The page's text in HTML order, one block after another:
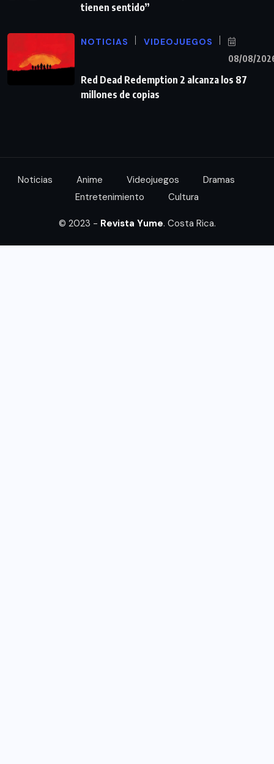
tienen sentido”
NOTICIAS VIDEOJUEGOS
08/08/
Red Dead Redemption 2 alcanza los 87
millones de copias
Noticias Anime Videojuegos
Dramas
Entretenimiento
Cultura
© 2023 - Revista Yume. Costa Rica.